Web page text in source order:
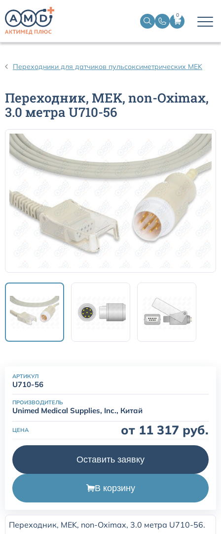
0
Переходники для датчиков пульсоксиметрических MEK
Переходник, MEK, non-Oximax,
3.0 метра U710-56
АРТИКУЛ
U710-56
ПРОИЗВОДИТЕЛЬ
Unimed Medical Supplies, Inc., Китай
ЦЕНА от 11 317 руб.
Оставить заявку
В корзину
Переходник, MEK, non-Oximax, 3.0 метра U710-56.
Датчики ЭЭГ BIS
Кабели пациента ЭКГ
Датчики температурные медицинские к мониторам
Кабели для кардиографов
Датчики кислорода для ИВЛ
Датчики потока для аппаратов ИВЛ
Электроды для ЭКГ
Пульсоксиметры
Кабели для инвазивного давления (ИАД)
Подбор по марке оборудования
Оригинальные расходные материалы GE
Nihon Kohden расходные материалы
Расходные материалы для транскутанного монитора
Sentec
Расходные материалы к аппарату Авента-М
Расходные материалы к аппаратам ИВЛ Hamilton